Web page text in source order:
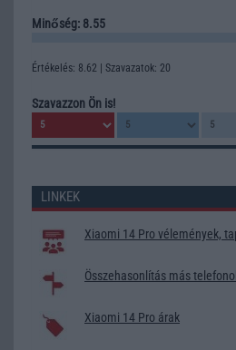
Minőség: 8.55
Értékelés: 8.62 | Szavazatok: 20
Szavazzon Ön is!
LINKEK
Xiaomi 14 Pro vélemények,
Összehasonlítás más
Xiaomi 14 Pro árak